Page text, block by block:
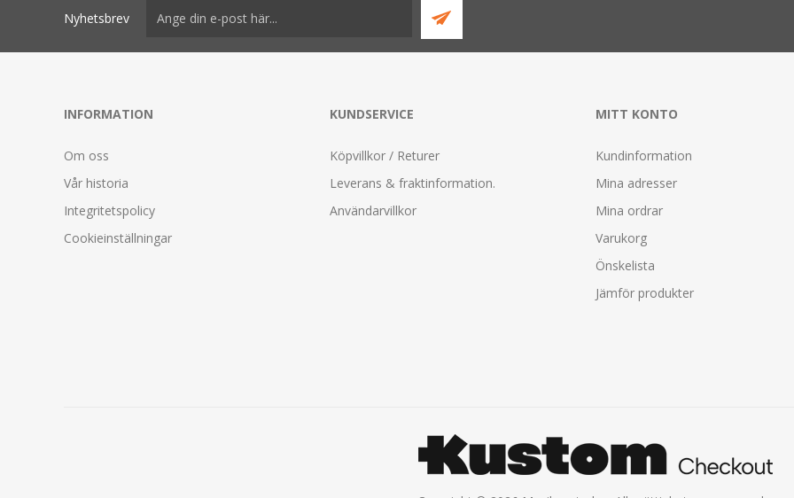
Nyhetsbrev
INFORMATION
Om oss
Vår historia
Integritetspolicy
Cookieinställningar
KUNDSERVICE
Köpvillkor / Returer
Leverans & fraktinformation.
Användarvillkor
MITT KONTO
Kundinformation
Mina adresser
Mina ordrar
Varukorg
Önskelista
Jämför produkter